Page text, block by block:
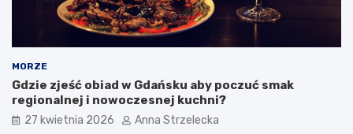
MORZE
Gdzie zjeść obiad w Gdańsku aby poczuć smak
regionalnej i nowoczesnej kuchni?
27 kwietnia 2026 Anna Strzelecka